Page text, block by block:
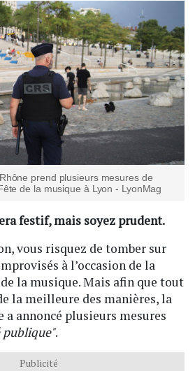
prend plusieurs mesures de
de la musique à Lyon - LyonMag
festif, mais soyez prudent.
vous risquez de tomber sur
à l’occasion de la
la musique. Mais afin que tout
la meilleure des manières, la
a annoncé plusieurs mesures
.
Publicité